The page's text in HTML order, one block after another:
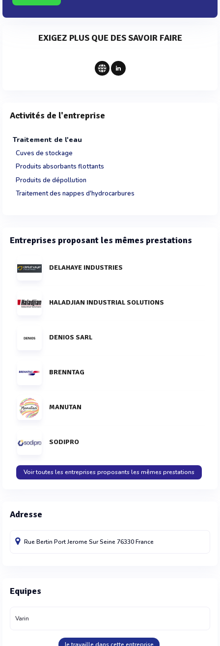
EXIGEZ PLUS QUE DES SAVOIR FAIRE
Activités de l'entreprise
Traitement de l'eau
Cuves de stockage
Produits absorbants flottants
Produits de dépollution
Traitement des nappes d'hydrocarbures
Entreprises proposant les mêmes prestations
DELAHAYE INDUSTRIES
HALADJIAN INDUSTRIAL SOLUTIONS
DENIOS SARL
BRENNTAG
MANUTAN
SODIPRO
Voir toutes les entreprises proposants les mêmes prestations
Adresse
Rue Bertin Port Jerome Sur Seine 76330France
Equipes
Varin